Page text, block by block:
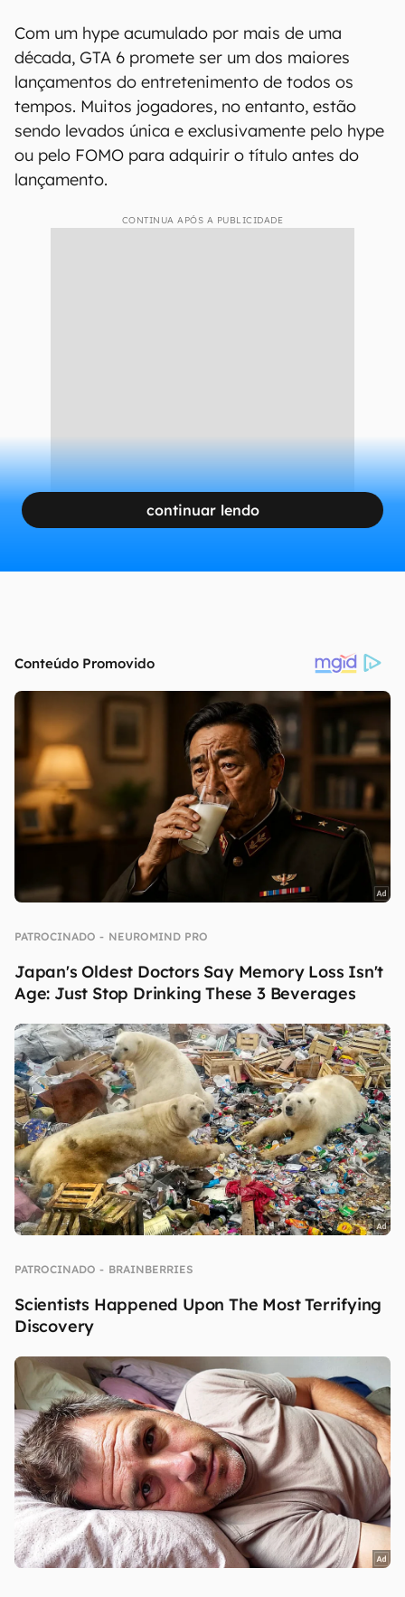
Com um hype acumulado por mais de uma
década, GTA 6 promete ser um dos maiores
lançamentos do entretenimento de todos os
tempos. Muitos jogadores, no entanto, estão
sendo levados única e exclusivamente pelo hype
ou pelo FOMO para adquirir o título antes do
lançamento.
CONTINUA APÓS A PUBLICIDADE
continuar lendo